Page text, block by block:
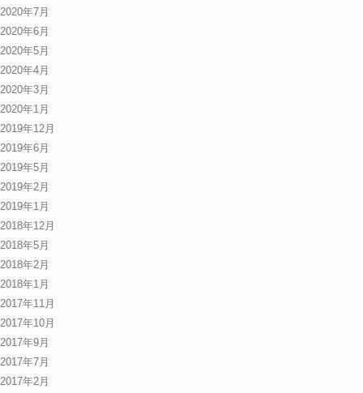
2020年7月
2020年6月
2020年5月
2020年4月
2020年3月
2020年1月
2019年12月
2019年6月
2019年5月
2019年2月
2019年1月
2018年12月
2018年5月
2018年2月
2018年1月
2017年11月
2017年10月
2017年9月
2017年7月
2017年2月